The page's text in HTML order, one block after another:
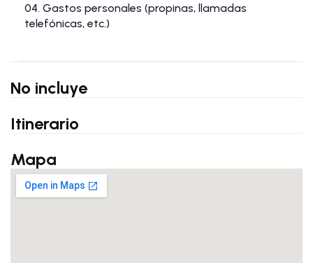
04. Gastos personales (propinas, llamadas
telefónicas, etc.)
No incluye
Itinerario
Mapa